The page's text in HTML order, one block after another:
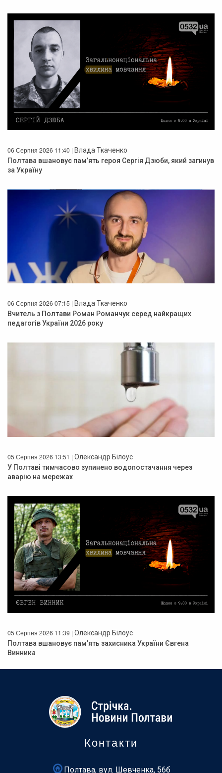
06 Серпня 2026 11:40 | Влада Ткаченко
Полтава вшановує пам’ять героя Сергія Дзюби, який загинув
за Україну
06 Серпня 2026 07:15 | Влада Ткаченко
Вчитель з Полтави Роман Романчук серед найкращих
педагогів України 2026 року
05 Серпня 2026 13:51 | Олександр Білоус
У Полтаві тимчасово зупинено водопостачання через
аварію на мережах
05 Серпня 2026 11:39 | Олександр Білоус
Полтава вшановує пам’ять захисника України Євгена
Винника
Контакти
Полтава, вул. Шевченка, 56б